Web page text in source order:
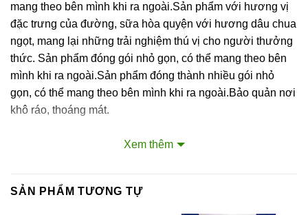
mang theo bên mình khi ra ngoài.Sản phẩm với hương vị
đặc trưng của đường, sữa hòa quyện với hương dâu chua
ngọt, mang lại những trải nghiệm thú vị cho người thưởng
thức. Sản phẩm đóng gói nhỏ gọn, có thể mang theo bên
mình khi ra ngoài.Sản phẩm đóng thành nhiều gói nhỏ
gọn, có thể mang theo bên mình khi ra ngoài.Bảo quản nơi
khô ráo, thoáng mát.
Liên hệ với Sài Gòn O2O
Hệ thống của chúng tôi
Xem thêm
SẢN PHẨM TƯƠNG TỰ